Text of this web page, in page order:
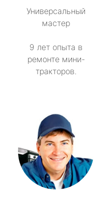
Универсальный
мастер
9 лет опыта в
ремонте мини-
тракторов.